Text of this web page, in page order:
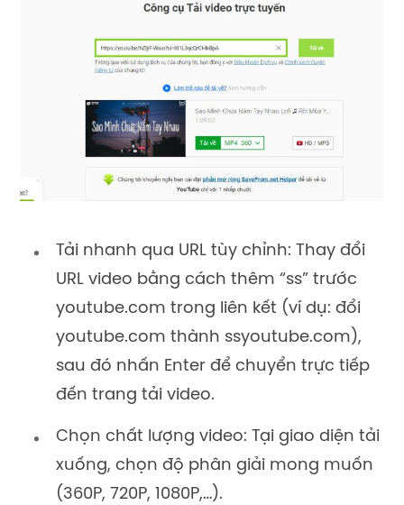
Tải nhanh qua URL tùy chỉnh: Thay đổi
URL video bằng cách thêm “ss” trước
youtube.com trong liên kết (ví dụ: đổi
youtube.com thành ssyoutube.com),
sau đó nhấn Enter để chuyển trực tiếp
đến trang tải video.
Chọn chất lượng video: Tại giao diện tải
xuống, chọn độ phân giải mong muốn
(360P, 720P, 1080P,…).